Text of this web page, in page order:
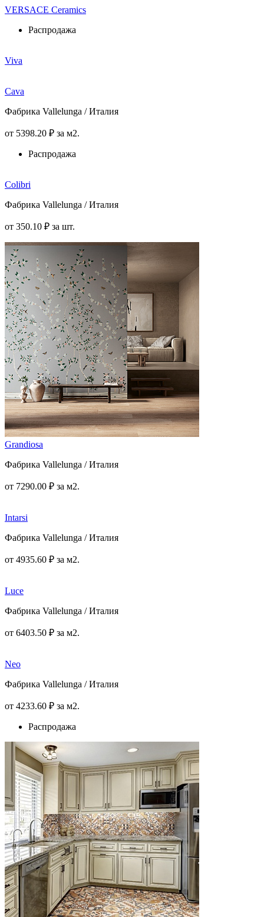
VERSACE Ceramics
Распродажа
Viva
Cava
Фабрика Vallelunga / Италия
от 5398.20 ₽ за м2.
Распродажа
Colibri
Фабрика Vallelunga / Италия
от 350.10 ₽ за шт.
Grandiosa
Фабрика Vallelunga / Италия
от 7290.00 ₽ за м2.
Intarsi
Фабрика Vallelunga / Италия
от 4935.60 ₽ за м2.
Luce
Фабрика Vallelunga / Италия
от 6403.50 ₽ за м2.
Neo
Фабрика Vallelunga / Италия
от 4233.60 ₽ за м2.
Распродажа